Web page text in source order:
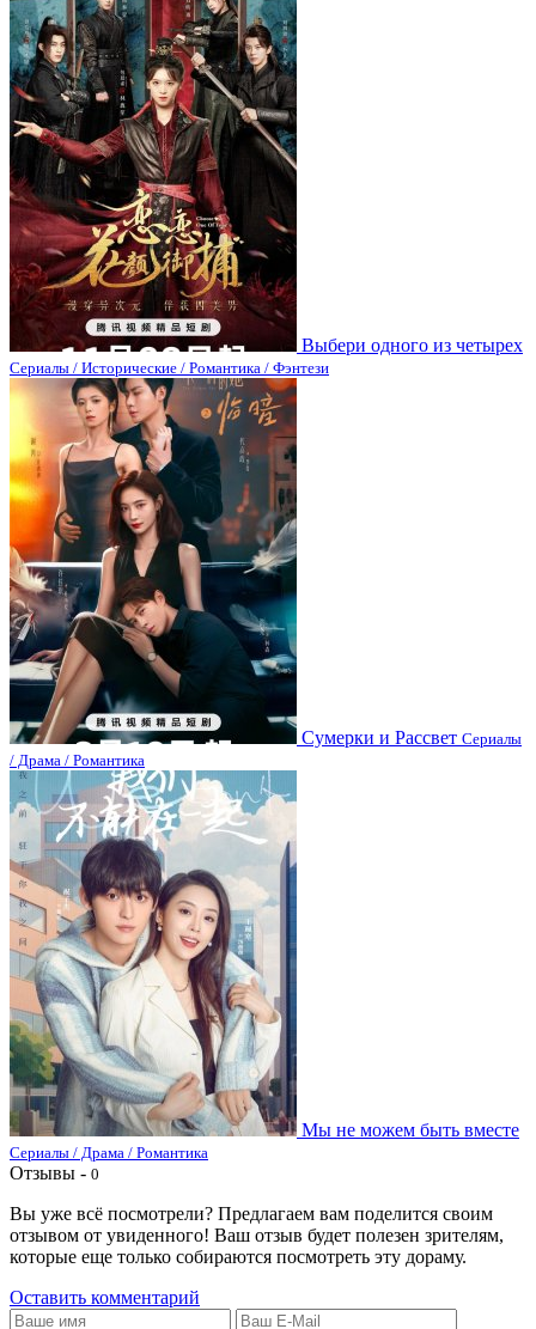
Выбери одного из четырех
Сериалы / Исторические / Романтика / Фэнтези
Сумерки и Рассвет Сериалы
/ Драма / Романтика
Мы не можем быть вместе
Сериалы / Драма / Романтика
Отзывы - 0
Вы уже всё посмотрели? Предлагаем вам поделится своим
отзывом от увиденного! Ваш отзыв будет полезен зрителям,
которые еще только собираются посмотреть эту дораму.
Оставить комментарий